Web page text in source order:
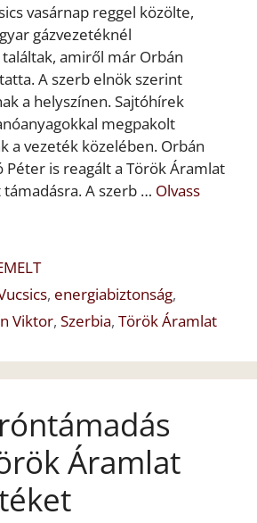
vasárnap reggel közölte,
gázvezetéknél
amiről már Orbán
A szerb elnök szerint
a helyszínen. Sajtóhírek
megpakolt
a vezeték közelében. Orbán
Péter is reagált a Török Áramlat
A szerb … Olvass
, energiabiztonság,
Viktor, Szerbia, Török Áramlat
Áramlat